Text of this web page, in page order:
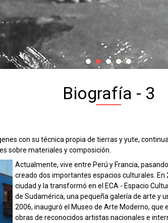
Biografía - 3
con su técnica propia de tierras y yute,
sobre materiales y composición.
Actualmente, vive entre Perú y Francia,
creado dos importantes espacios culturales.
ciudad y la transformó en el ECA - Espacio
de Sudamérica, una pequeña galería de arte y
2006, inauguró el Museo de Arte Moderno,
obras de reconocidos artistas nacionales e